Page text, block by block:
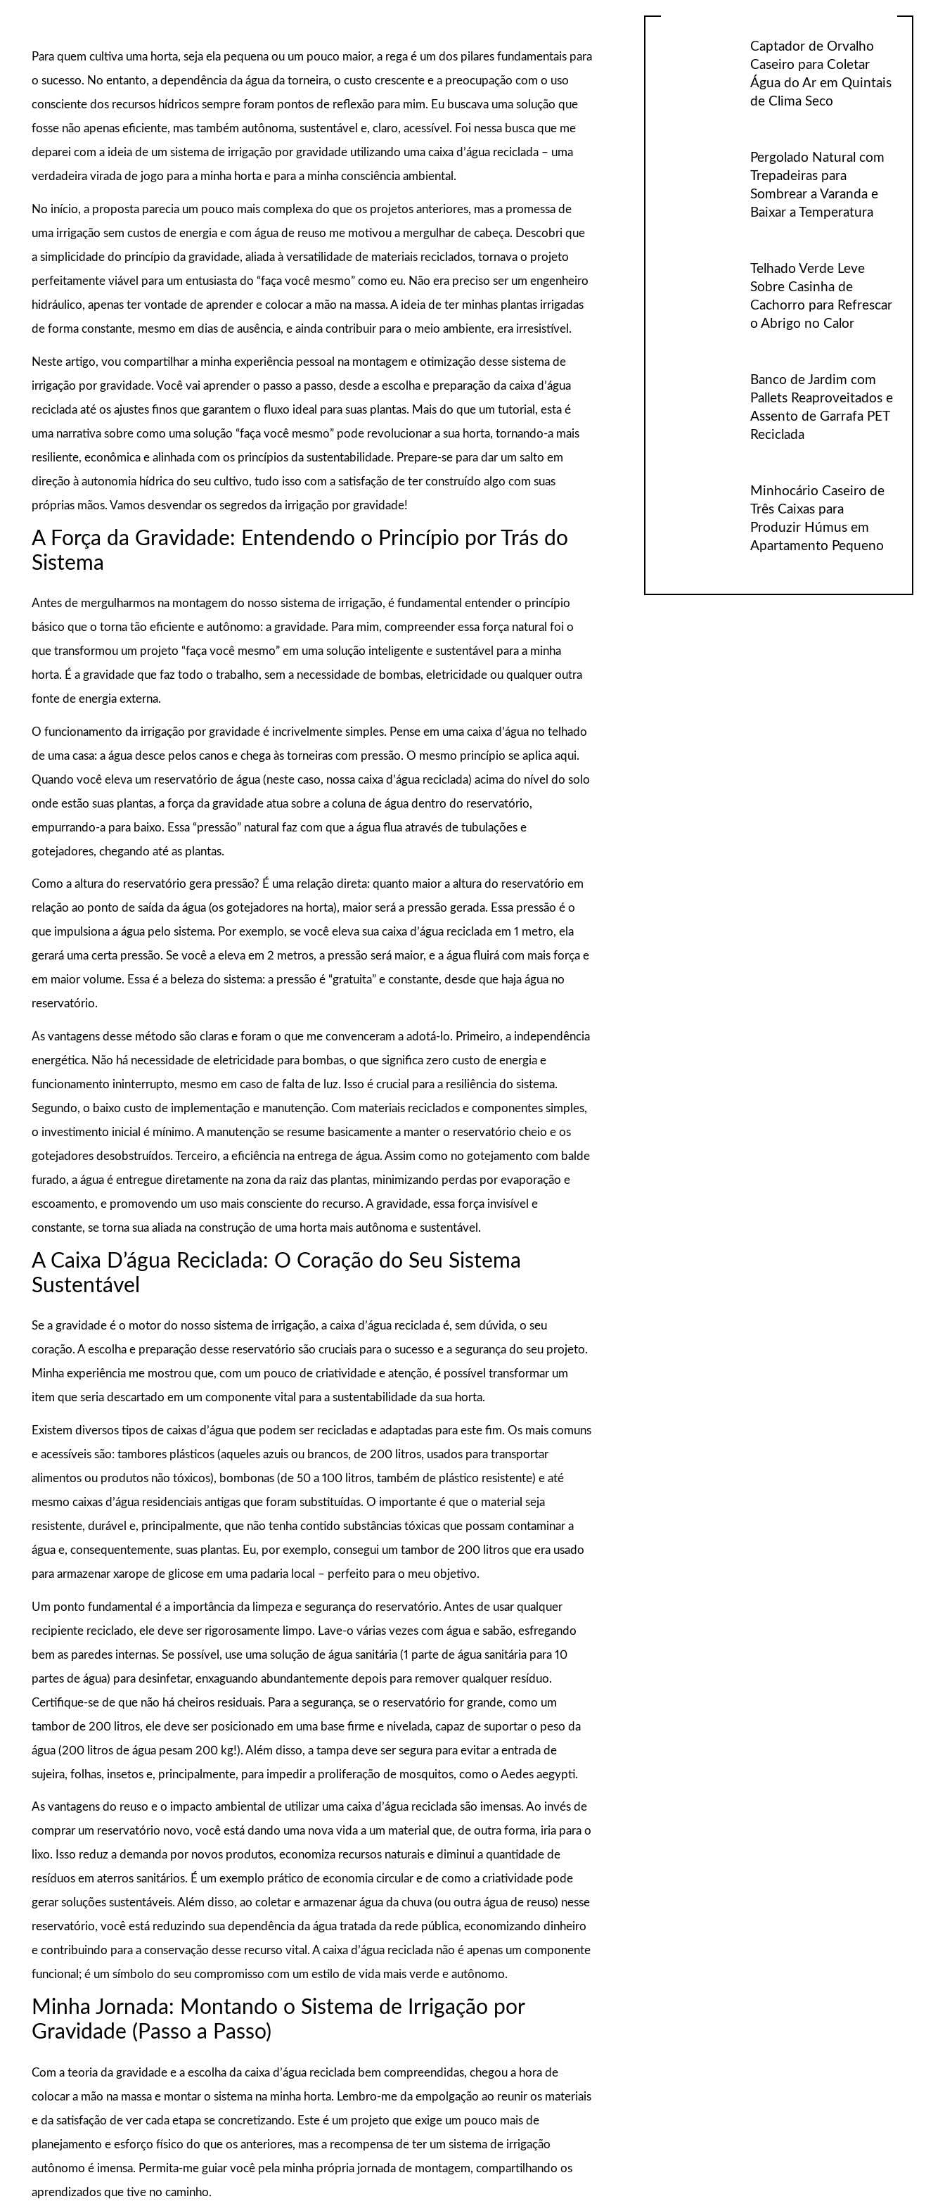
Para quem cultiva uma horta, seja ela pequena ou um pouco maior, a rega é um dos pilares fundamentais para
o sucesso. No entanto, a dependência da água da torneira, o custo crescente e a preocupação com o uso
consciente dos recursos hídricos sempre foram pontos de reflexão para mim. Eu buscava uma solução que
fosse não apenas eficiente, mas também autônoma, sustentável e, claro, acessível. Foi nessa busca que me
deparei com a ideia de um sistema de irrigação por gravidade utilizando uma caixa d’água reciclada – uma
verdadeira virada de jogo para a minha horta e para a minha consciência ambiental.
No início, a proposta parecia um pouco mais complexa do que os projetos anteriores, mas a promessa de
uma irrigação sem custos de energia e com água de reuso me motivou a mergulhar de cabeça. Descobri que
a simplicidade do princípio da gravidade, aliada à versatilidade de materiais reciclados, tornava o projeto
perfeitamente viável para um entusiasta do “faça você mesmo” como eu. Não era preciso ser um engenheiro
hidráulico, apenas ter vontade de aprender e colocar a mão na massa. A ideia de ter minhas plantas irrigadas
de forma constante, mesmo em dias de ausência, e ainda contribuir para o meio ambiente, era irresistível.
Neste artigo, vou compartilhar a minha experiência pessoal na montagem e otimização desse sistema de
irrigação por gravidade. Você vai aprender o passo a passo, desde a escolha e preparação da caixa d’água
reciclada até os ajustes finos que garantem o fluxo ideal para suas plantas. Mais do que um tutorial, esta é
uma narrativa sobre como uma solução “faça você mesmo” pode revolucionar a sua horta, tornando-a mais
resiliente, econômica e alinhada com os princípios da sustentabilidade. Prepare-se para dar um salto em
direção à autonomia hídrica do seu cultivo, tudo isso com a satisfação de ter construído algo com suas
próprias mãos. Vamos desvendar os segredos da irrigação por gravidade!
A Força da Gravidade: Entendendo o Princípio por Trás do
Sistema
Antes de mergulharmos na montagem do nosso sistema de irrigação, é fundamental entender o princípio
básico que o torna tão eficiente e autônomo: a gravidade. Para mim, compreender essa força natural foi o
que transformou um projeto “faça você mesmo” em uma solução inteligente e sustentável para a minha
horta. É a gravidade que faz todo o trabalho, sem a necessidade de bombas, eletricidade ou qualquer outra
fonte de energia externa.
O funcionamento da irrigação por gravidade é incrivelmente simples. Pense em uma caixa d’água no telhado
de uma casa: a água desce pelos canos e chega às torneiras com pressão. O mesmo princípio se aplica aqui.
Quando você eleva um reservatório de água (neste caso, nossa caixa d’água reciclada) acima do nível do solo
onde estão suas plantas, a força da gravidade atua sobre a coluna de água dentro do reservatório,
empurrando-a para baixo. Essa “pressão” natural faz com que a água flua através de tubulações e
gotejadores, chegando até as plantas.
Como a altura do reservatório gera pressão? É uma relação direta: quanto maior a altura do reservatório em
relação ao ponto de saída da água (os gotejadores na horta), maior será a pressão gerada. Essa pressão é o
que impulsiona a água pelo sistema. Por exemplo, se você eleva sua caixa d’água reciclada em 1 metro, ela
gerará uma certa pressão. Se você a eleva em 2 metros, a pressão será maior, e a água fluirá com mais força e
em maior volume. Essa é a beleza do sistema: a pressão é “gratuita” e constante, desde que haja água no
reservatório.
As vantagens desse método são claras e foram o que me convenceram a adotá-lo. Primeiro, a independência
energética. Não há necessidade de eletricidade para bombas, o que significa zero custo de energia e
funcionamento ininterrupto, mesmo em caso de falta de luz. Isso é crucial para a resiliência do sistema.
Segundo, o baixo custo de implementação e manutenção. Com materiais reciclados e componentes simples,
o investimento inicial é mínimo. A manutenção se resume basicamente a manter o reservatório cheio e os
gotejadores desobstruídos. Terceiro, a eficiência na entrega de água. Assim como no gotejamento com balde
furado, a água é entregue diretamente na zona da raiz das plantas, minimizando perdas por evaporação e
escoamento, e promovendo um uso mais consciente do recurso. A gravidade, essa força invisível e
constante, se torna sua aliada na construção de uma horta mais autônoma e sustentável.
A Caixa D’água Reciclada: O Coração do Seu Sistema
Sustentável
Se a gravidade é o motor do nosso sistema de irrigação, a caixa d’água reciclada é, sem dúvida, o seu
coração. A escolha e preparação desse reservatório são cruciais para o sucesso e a segurança do seu projeto.
Minha experiência me mostrou que, com um pouco de criatividade e atenção, é possível transformar um
item que seria descartado em um componente vital para a sustentabilidade da sua horta.
Existem diversos tipos de caixas d’água que podem ser recicladas e adaptadas para este fim. Os mais comuns
e acessíveis são: tambores plásticos (aqueles azuis ou brancos, de 200 litros, usados para transportar
alimentos ou produtos não tóxicos), bombonas (de 50 a 100 litros, também de plástico resistente) e até
mesmo caixas d’água residenciais antigas que foram substituídas. O importante é que o material seja
resistente, durável e, principalmente, que não tenha contido substâncias tóxicas que possam contaminar a
água e, consequentemente, suas plantas. Eu, por exemplo, consegui um tambor de 200 litros que era usado
para armazenar xarope de glicose em uma padaria local – perfeito para o meu objetivo.
Um ponto fundamental é a importância da limpeza e segurança do reservatório. Antes de usar qualquer
recipiente reciclado, ele deve ser rigorosamente limpo. Lave-o várias vezes com água e sabão, esfregando
bem as paredes internas. Se possível, use uma solução de água sanitária (1 parte de água sanitária para 10
partes de água) para desinfetar, enxaguando abundantemente depois para remover qualquer resíduo.
Certifique-se de que não há cheiros residuais. Para a segurança, se o reservatório for grande, como um
tambor de 200 litros, ele deve ser posicionado em uma base firme e nivelada, capaz de suportar o peso da
água (200 litros de água pesam 200 kg!). Além disso, a tampa deve ser segura para evitar a entrada de
sujeira, folhas, insetos e, principalmente, para impedir a proliferação de mosquitos, como o Aedes aegypti.
As vantagens do reuso e o impacto ambiental de utilizar uma caixa d’água reciclada são imensas. Ao invés de
comprar um reservatório novo, você está dando uma nova vida a um material que, de outra forma, iria para o
lixo. Isso reduz a demanda por novos produtos, economiza recursos naturais e diminui a quantidade de
resíduos em aterros sanitários. É um exemplo prático de economia circular e de como a criatividade pode
gerar soluções sustentáveis. Além disso, ao coletar e armazenar água da chuva (ou outra água de reuso) nesse
reservatório, você está reduzindo sua dependência da água tratada da rede pública, economizando dinheiro
e contribuindo para a conservação desse recurso vital. A caixa d’água reciclada não é apenas um componente
funcional; é um símbolo do seu compromisso com um estilo de vida mais verde e autônomo.
Minha Jornada: Montando o Sistema de Irrigação por
Gravidade (Passo a Passo)
Com a teoria da gravidade e a escolha da caixa d’água reciclada bem compreendidas, chegou a hora de
colocar a mão na massa e montar o sistema na minha horta. Lembro-me da empolgação ao reunir os materiais
e da satisfação de ver cada etapa se concretizando. Este é um projeto que exige um pouco mais de
planejamento e esforço físico do que os anteriores, mas a recompensa de ter um sistema de irrigação
autônomo é imensa. Permita-me guiar você pela minha própria jornada de montagem, compartilhando os
aprendizados que tive no caminho.
Captador de Orvalho
Caseiro para Coletar
Água do Ar em Quintais
de Clima Seco
Pergolado Natural com
Trepadeiras para
Sombrear a Varanda e
Baixar a Temperatura
Telhado Verde Leve
Sobre Casinha de
Cachorro para Refrescar
o Abrigo no Calor
Banco de Jardim com
Pallets Reaproveitados e
Assento de Garrafa PET
Reciclada
Minhocário Caseiro de
Três Caixas para
Produzir Húmus em
Apartamento Pequeno